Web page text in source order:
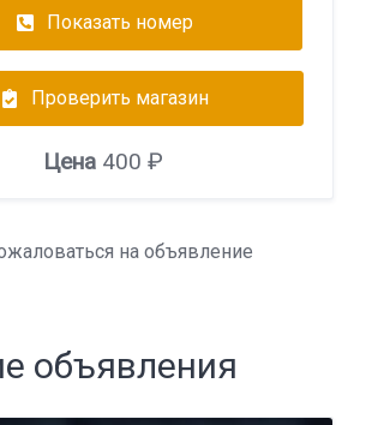
Показать номер
Проверить магазин
Цена 400 ₽
на объявление
объявления